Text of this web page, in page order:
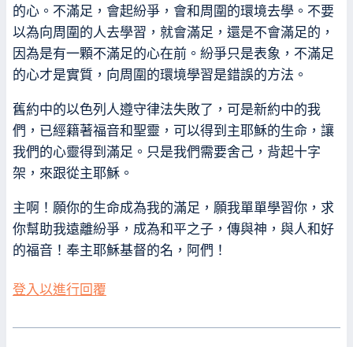
的心。不滿足，會起紛爭，會和周圍的環境去學。不要
以為向周圍的人去學習，就會滿足，還是不會滿足的，
因為是有一顆不滿足的心在前。紛爭只是表象，不滿足
的心才是實質，向周圍的環境學習是錯誤的方法。
舊約中的以色列人遵守律法失敗了，可是新約中的我
們，已經籍著福音和聖靈，可以得到主耶穌的生命，讓
我們的心靈得到滿足。只是我們需要舍己，背起十字
架，來跟從主耶穌。
主啊！願你的生命成為我的滿足，願我單單學習你，求
你幫助我遠離紛爭，成為和平之子，傳與神，與人和好
的福音！奉主耶穌基督的名，阿們！
登入以進行回覆